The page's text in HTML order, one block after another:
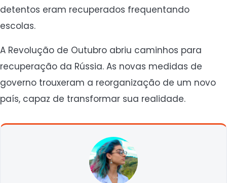
detentos eram recuperados frequentando
escolas.
A Revolução de Outubro abriu caminhos para
recuperação da Rússia. As novas medidas de
governo trouxeram a reorganização de um novo
país, capaz de transformar sua realidade.